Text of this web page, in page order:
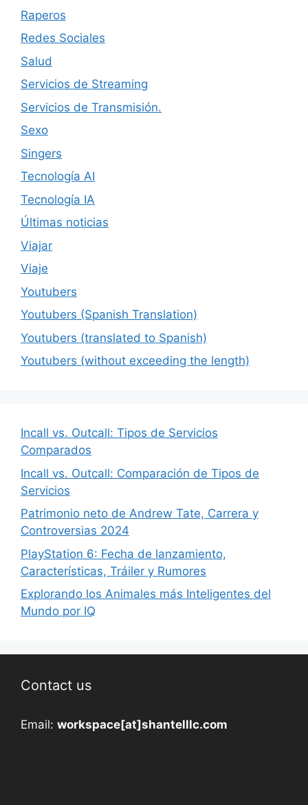
Raperos
Redes Sociales
Salud
Servicios de Streaming
Servicios de Transmisión.
Sexo
Singers
Tecnología AI
Tecnología IA
Últimas noticias
Viajar
Viaje
Youtubers
Youtubers (Spanish Translation)
Youtubers (translated to Spanish)
Youtubers (without exceeding the length)
Incall vs. Outcall: Tipos de Servicios
Comparados
Incall vs. Outcall: Comparación de Tipos de
Servicios
Patrimonio neto de Andrew Tate, Carrera y
Controversias 2024
PlayStation 6: Fecha de lanzamiento,
Características, Tráiler y Rumores
Explorando los Animales más Inteligentes del
Mundo por IQ
Contact us
Email: workspace[at]shantelllc.com